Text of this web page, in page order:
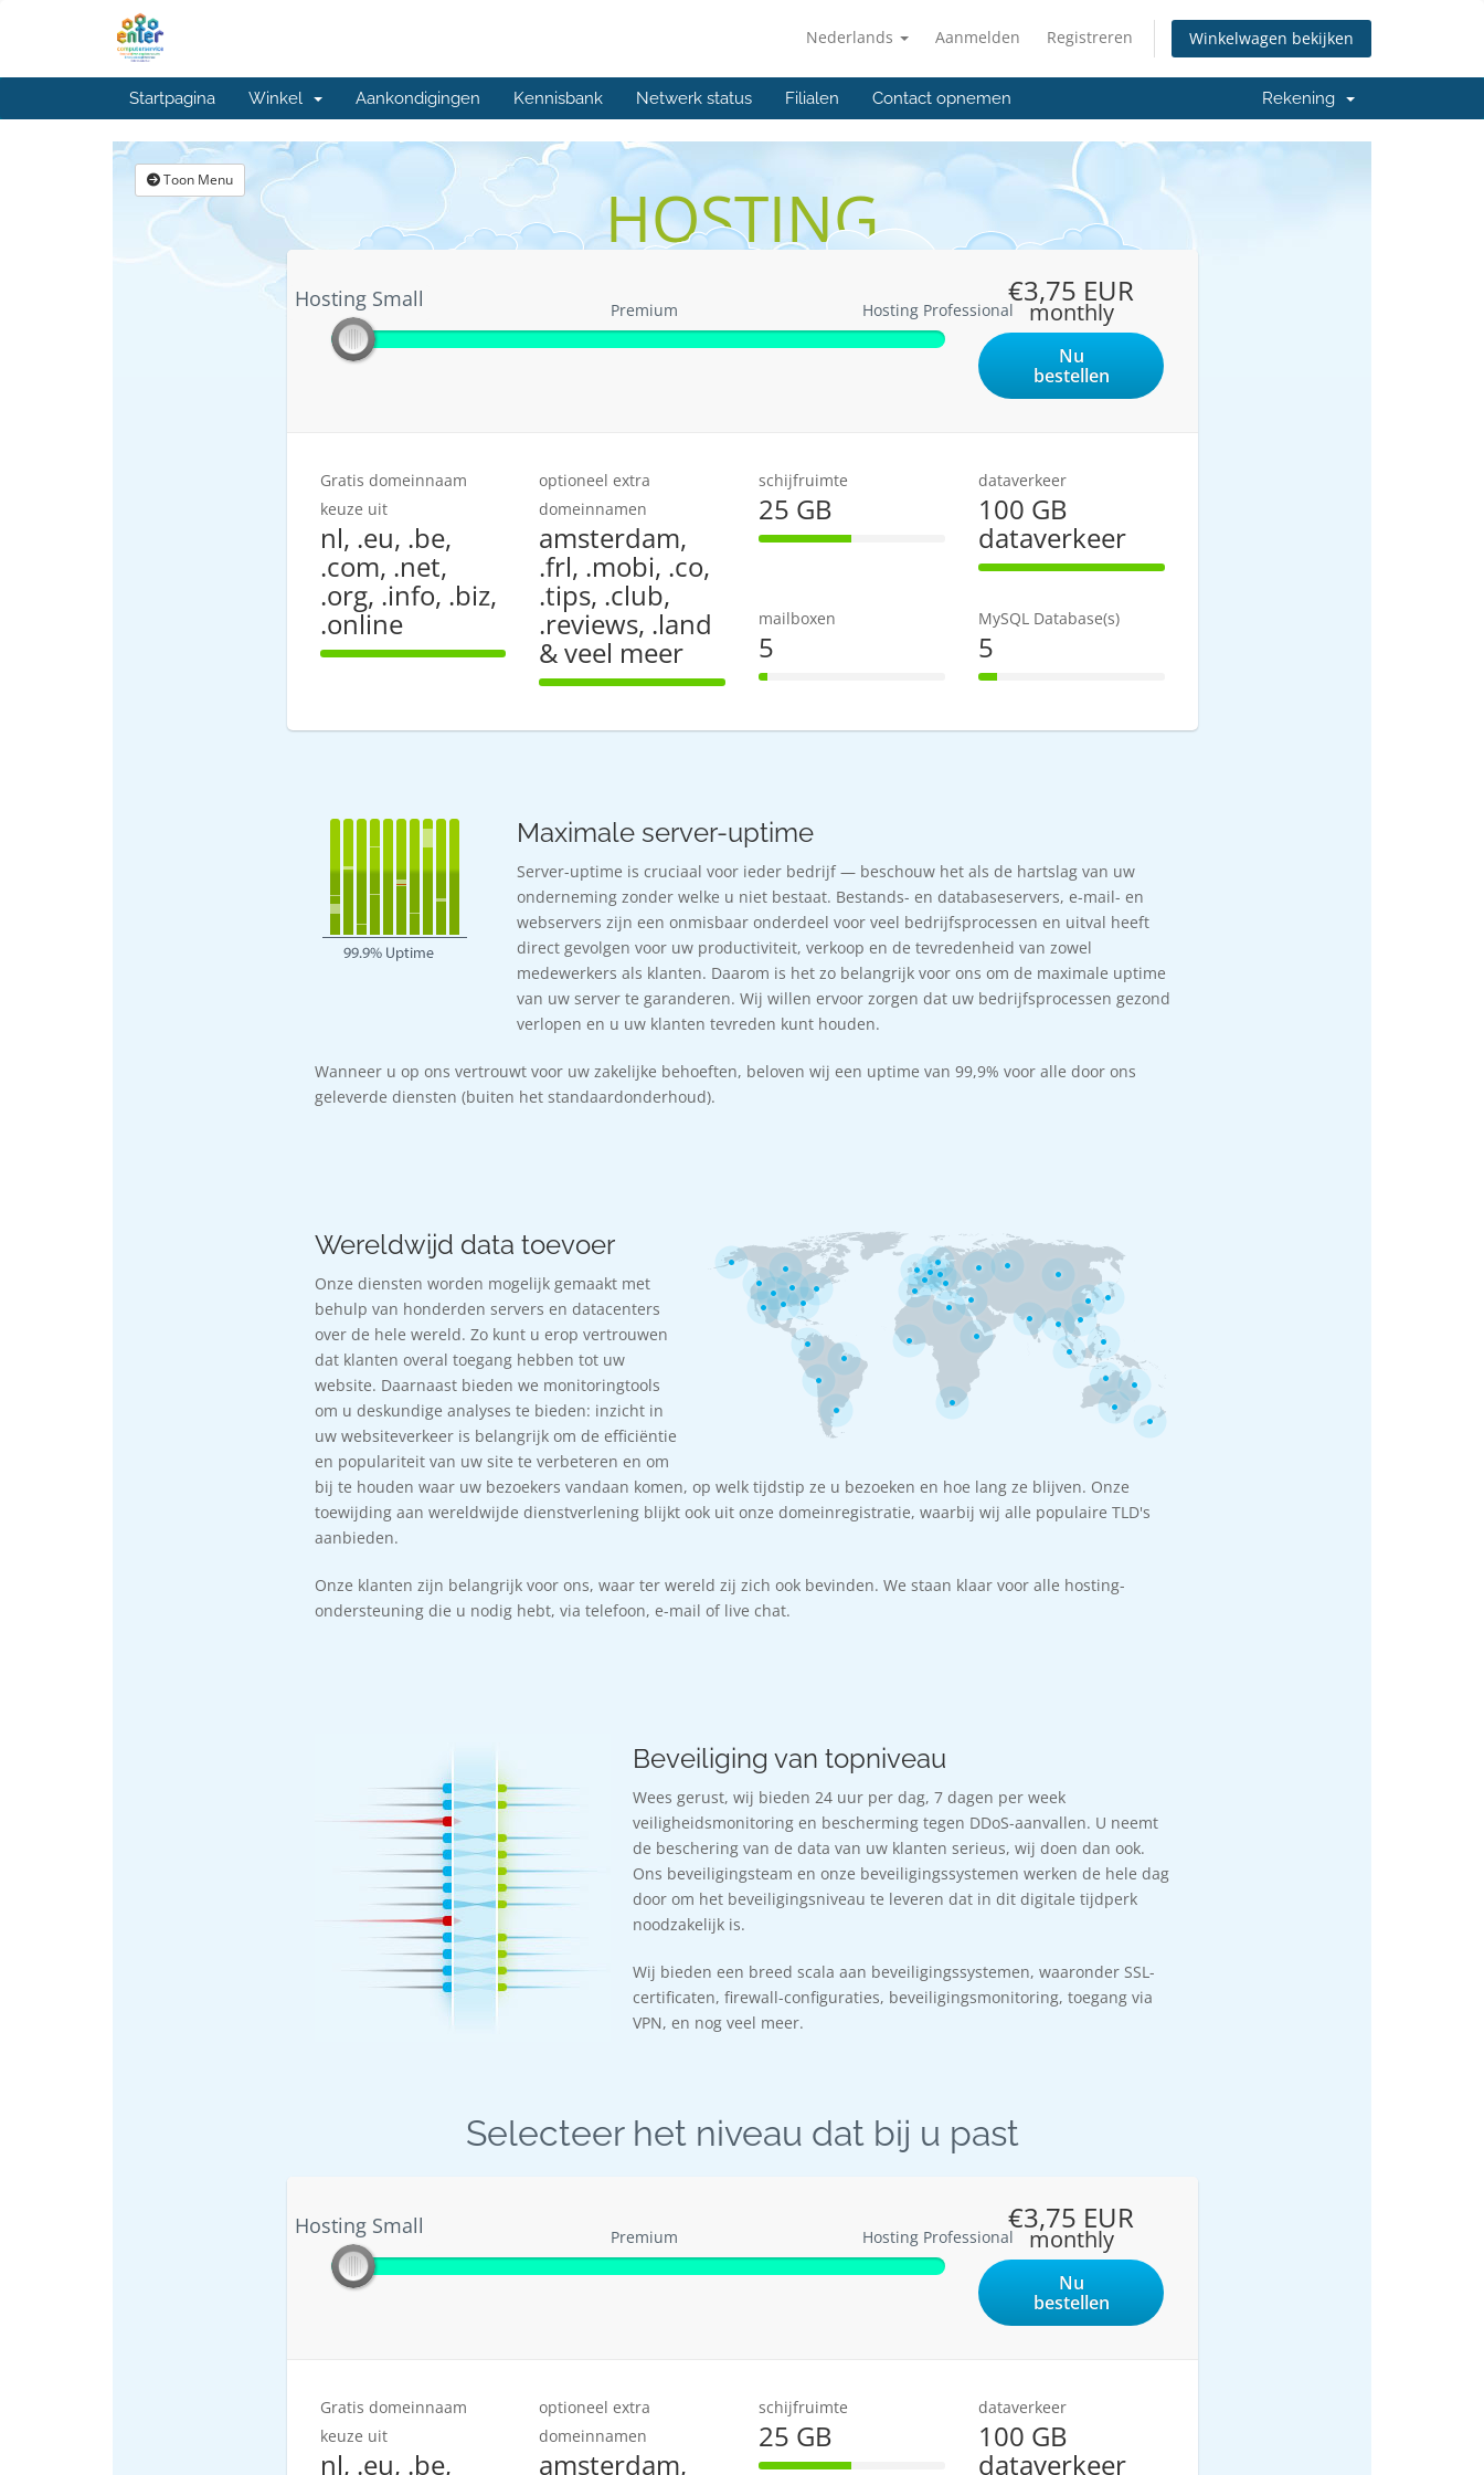
Nederlands Aanmelden Registreren Winkelwagen bekijken
Startpagina Winkel Aankondigingen Kennisbank Netwerk status Filialen Contact opnemen Rekening
Toon Menu HOSTING
Hosting Small
Hosting Small Premium Hosting Professional
€3,75 EUR
monthly
Nu
bestellen
Gratis domeinnaam
keuze uit
nl, .eu, .be,
.com, .net,
.org, .info, .biz,
.online
100% Complete
optioneel extra
domeinnamen
amsterdam,
.frl, .mobi, .co,
.tips, .club,
.reviews, .land
& veel meer
100% Complete
schijfruimte
25 GB
50% Complete
dataverkeer
100 GB
dataverkeer
100% Complete
mailboxen
5
5% Complete
MySQL Database(s)
5
10% Complete
Maximale server-uptime
Server-uptime is cruciaal voor ieder bedrijf — beschouw het als de hartslag van uw
onderneming zonder welke u niet bestaat. Bestands- en databaseservers, e-mail- en
webservers zijn een onmisbaar onderdeel voor veel bedrijfsprocessen en uitval heeft
direct gevolgen voor uw productiviteit, verkoop en de tevredenheid van zowel
medewerkers als klanten. Daarom is het zo belangrijk voor ons om de maximale uptime
van uw server te garanderen. Wij willen ervoor zorgen dat uw bedrijfsprocessen gezond
verlopen en u uw klanten tevreden kunt houden.
Wanneer u op ons vertrouwt voor uw zakelijke behoeften, beloven wij een uptime van 99,9% voor alle door ons
geleverde diensten (buiten het standaardonderhoud).
Wereldwijd data toevoer
Onze diensten worden mogelijk gemaakt met
behulp van honderden servers en datacenters
over de hele wereld. Zo kunt u erop vertrouwen
dat klanten overal toegang hebben tot uw
website. Daarnaast bieden we monitoringtools
om u deskundige analyses te bieden: inzicht in
uw websiteverkeer is belangrijk om de efficiëntie
en populariteit van uw site te verbeteren en om
bij te houden waar uw bezoekers vandaan komen, op welk tijdstip ze u bezoeken en hoe lang ze blijven. Onze
toewijding aan wereldwijde dienstverlening blijkt ook uit onze domeinregistratie, waarbij wij alle populaire TLD's
aanbieden.
Onze klanten zijn belangrijk voor ons, waar ter wereld zij zich ook bevinden. We staan klaar voor alle hosting-
ondersteuning die u nodig hebt, via telefoon, e-mail of live chat.
Beveiliging van topniveau
Wees gerust, wij bieden 24 uur per dag, 7 dagen per week
veiligheidsmonitoring en bescherming tegen DDoS-aanvallen. U neemt
de beschering van de data van uw klanten serieus, wij doen dan ook.
Ons beveiligingsteam en onze beveiligingssystemen werken de hele dag
door om het beveiligingsniveau te leveren dat in dit digitale tijdperk
noodzakelijk is.
Wij bieden een breed scala aan beveiligingssystemen, waaronder SSL-
certificaten, firewall-configuraties, beveiligingsmonitoring, toegang via
VPN, en nog veel meer.
Selecteer het niveau dat bij u past
Hosting Small
Hosting Small Premium Hosting Professional
€3,75 EUR
monthly
Nu
bestellen
Gratis domeinnaam
keuze uit
nl, .eu, .be,
optioneel extra
domeinnamen
amsterdam,
schijfruimte
25 GB
dataverkeer
100 GB
dataverkeer